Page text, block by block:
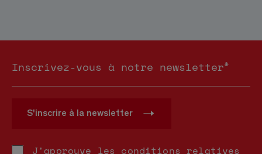
Inscrivez-vous à notre newsletter*
S'inscrire à la newsletter
J'approuve les conditions relatives